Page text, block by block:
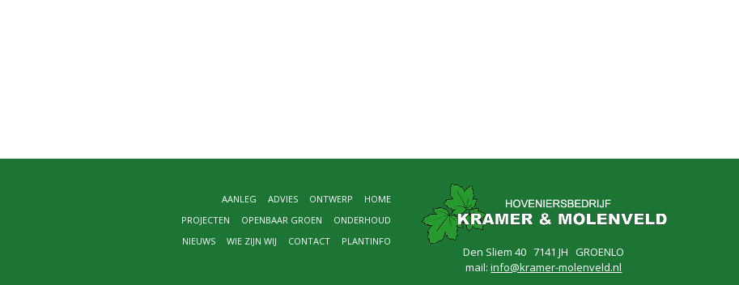
HOME
ONTWERP
ADVIES
AANLEG
ONDERHOUD
OPENBAAR GROEN
PROJECTEN
PLANTINFO
CONTACT
WIE ZIJN WIJ
NIEUWS
Den Sliem 40 7141 JH GROENLO
mail:info@kramer-molenveld.nl